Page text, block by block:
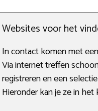
Websites voor het
In contact komen met
Via internet treffen
registreren en een
Hieronder kan je ze in